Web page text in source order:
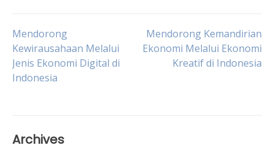
Post
navigation
Mendorong
Kewirausahaan Melalui
Jenis Ekonomi Digital di
Indonesia
Mendorong Kemandirian
Ekonomi Melalui Ekonomi
Kreatif di Indonesia
Archives